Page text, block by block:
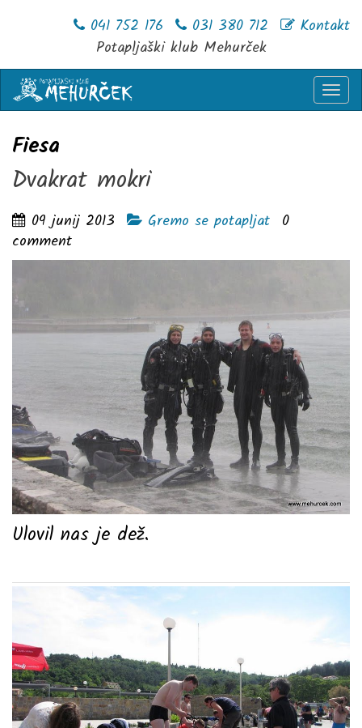
Kontakt
031 380 712
041 752 176
Potapljaški klub Mehurček
Fiesa
Dvakrat mokri
09 junij 2013 Gremo se potapljat 0
comment
Ulovil nas je dež.